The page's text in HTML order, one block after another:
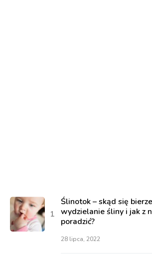
Ślinotok – skąd się
wydzielanie śliny i jak z
poradzić?
28 lipca, 2022